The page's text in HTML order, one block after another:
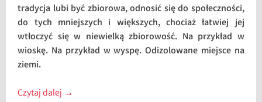
tradycja lubi być zbiorowa, odnosić się do społeczności,
do tych mniejszych i większych, chociaż łatwiej jej
wtłoczyć się w niewielką zbiorowość. Na przykład w
wioskę. Na przykład w wyspę. Odizolowane miejsce na
ziemi.
Czytaj dalej →